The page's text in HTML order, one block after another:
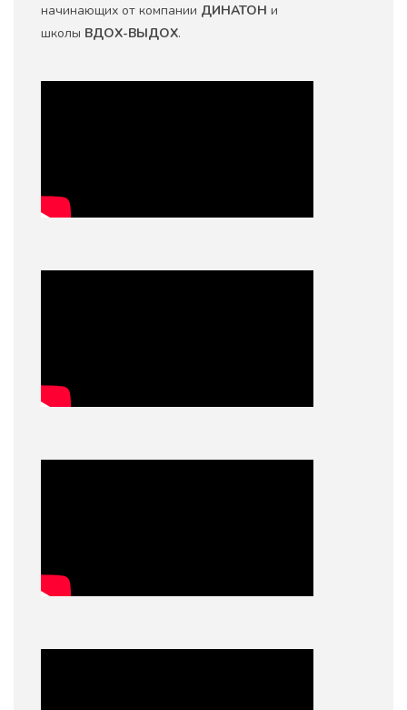
начинающих от компании ДИНАТОН и
школы ВДОХ-ВЫДОХ.